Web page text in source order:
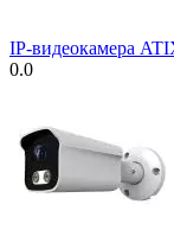
IP-видеокамера
0.0